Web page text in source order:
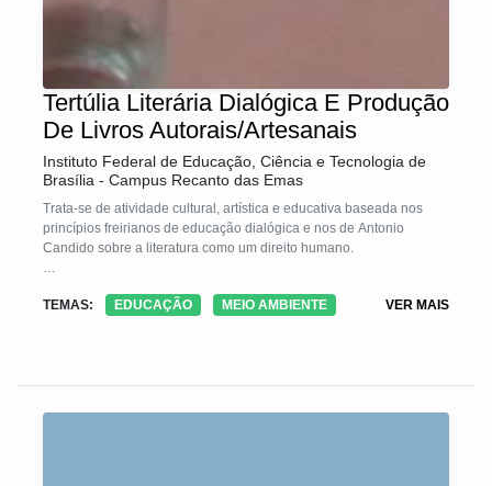
Tertúlia Literária Dialógica E Produção
De Livros Autorais/Artesanais
Instituto Federal de Educação, Ciência e Tecnologia de
Brasília - Campus Recanto das Emas
Trata-se de atividade cultural, artística e educativa baseada nos
princípios freirianos de educação dialógica e nos de Antonio
Candido sobre a literatura como um direito humano.
sociais: mapa da vida, tertúlia literária dialógica, escrita criativa e
dimensão instrumental, criação de sentido, solidariedade,
TEMAS: EDUCAÇÃO MEIO AMBIENTE VER MAIS